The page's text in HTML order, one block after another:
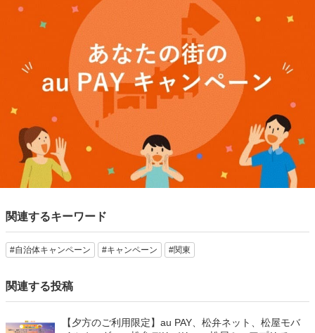
関連するキーワード
#自治体キャンペーン #キャンペーン #関東
関連する投稿
【夕方のご利用限定】au PAY、松弁ネット、松屋モバ